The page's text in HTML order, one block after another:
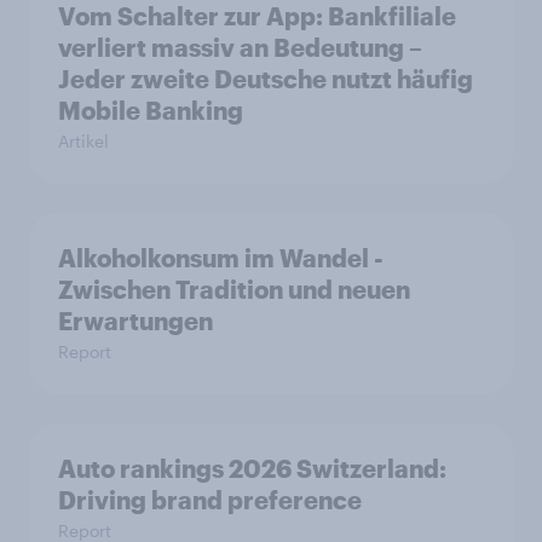
Vom Schalter zur App: Bankfiliale
verliert massiv an Bedeutung –
Jeder zweite Deutsche nutzt häufig
Mobile Banking
Artikel
Alkoholkonsum im Wandel​ -
Zwischen Tradition und neuen
Erwartungen
Report
Auto rankings 2026 Switzerland:
Driving brand preference
Report